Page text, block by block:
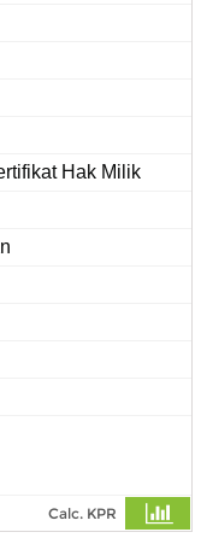
Hak Milik
Calc. KPR